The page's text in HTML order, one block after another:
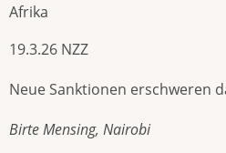
Afrika
19.3.26 NZZ
Neue Sanktionen erschweren
Birte Mensing, Nairobi